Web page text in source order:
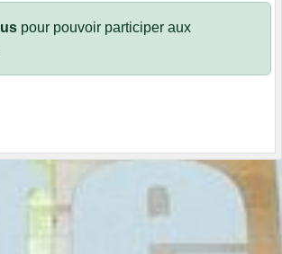
pour pouvoir participer aux